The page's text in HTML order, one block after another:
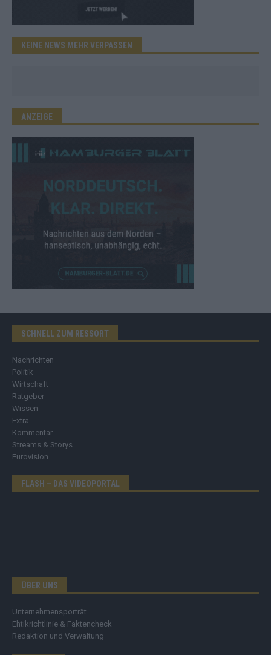
KEINE NEWS MEHR VERPASSEN
ANZEIGE
SCHNELL ZUM RESSORT
Nachrichten
Politik
Wirtschaft
Ratgeber
Wissen
Extra
Kommentar
Streams & Storys
Eurovision
FLASH – DAS VIDEOPORTAL
ÜBER UNS
Unternehmensporträt
Ehtikrichtlinie & Faktencheck
Redaktion und Verwaltung